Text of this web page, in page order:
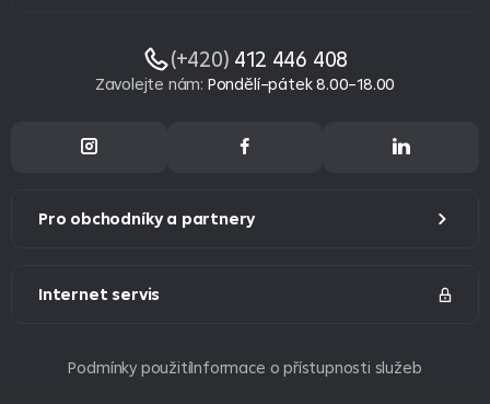
(+420) 412 446 408
Zavolejte nám: Pondělí–pátek 8.00–18.00
Pro obchodníky a partnery
Internet servis
Podmínky použitíInformace o přístupnosti služeb